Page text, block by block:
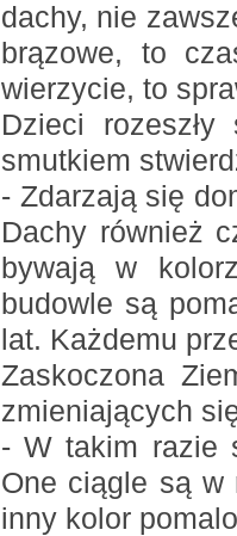
dachy, nie
brązowe, to
wierzycie, to
Dzieci
smutkiem
- Zdarzają się
Dachy również
bywają w
budowle są
lat. Każdemu
Zaskoczona
zmieniających
- W takim razie
One ciągle są w
inny kolor